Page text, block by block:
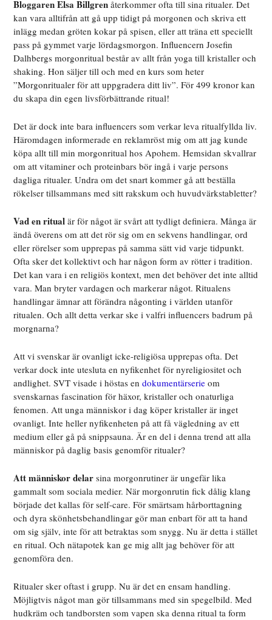
Bloggaren Elsa Billgren återkommer ofta till sina ritualer. Det
kan vara alltifrån att gå upp tidigt på morgonen och skriva ett
inlägg medan gröten kokar på spisen, eller att träna ett speciellt
pass på gymmet varje lördagsmorgon. Influencern Josefin
Dalhbergs morgonritual består av allt från yoga till kristaller och
shaking. Hon säljer till och med en kurs som heter
”Morgonritualer för att uppgradera ditt liv”. För 499 kronor kan
du skapa din egen livsförbättrande ritual!
Det är dock inte bara influencers som verkar leva ritualfyllda liv.
Häromdagen informerade en reklamröst mig om att jag kunde
köpa allt till min morgonritual hos Apohem. Hemsidan skvallrar
om att vitaminer och proteinbars bör ingå i varje persons
dagliga ritualer. Undra om det snart kommer gå att beställa
rökelser tillsammans med sitt rakskum och huvudvärkstabletter?
Vad en ritual är för något är svårt att tydligt definiera. Många är
ändå överens om att det rör sig om en sekvens handlingar, ord
eller rörelser som upprepas på samma sätt vid varje tidpunkt.
Ofta sker det kollektivt och har någon form av rötter i tradition.
Det kan vara i en religiös kontext, men det behöver det inte alltid
vara. Man bryter vardagen och markerar något. Ritualens
handlingar ämnar att förändra någonting i världen utanför
ritualen. Och allt detta verkar ske i valfri influencers badrum på
morgnarna?
Att vi svenskar är ovanligt icke-religiösa upprepas ofta. Det
verkar dock inte utesluta en nyfikenhet för nyreligiositet och
andlighet. SVT visade i höstas endokumentärserie om
svenskarnas fascination för häxor, kristaller och onaturliga
fenomen. Att unga människor i dag köper kristaller är inget
ovanligt. Inte heller nyfikenheten på att få vägledning av ett
medium eller gå på snippsauna. Är en del i denna trend att alla
människor på daglig basis genomför ritualer?
Att människor delar sina morgonrutiner är ungefär lika
gammalt som sociala medier. När morgonrutin fick dålig klang
började det kallas för self-care. För smärtsam hårborttagning
och dyra skönhetsbehandlingar gör man enbart för att ta hand
om sig själv, inte för att betraktas som snygg. Nu är detta i stället
en ritual. Och nätapotek kan ge mig allt jag behöver för att
genomföra den.
Ritualer sker oftast i grupp. Nu är det en ensam handling.
Möjligtvis något man gör tillsammans med sin spegelbild. Med
hudkräm och tandborsten som vapen ska denna ritual ta form